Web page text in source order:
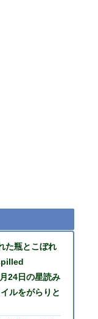
た瓶とこぼれ
24日の星読み
ルをがらりと